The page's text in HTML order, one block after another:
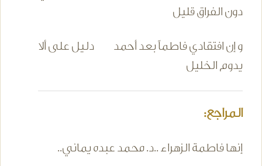
دون الفراق قليل
و إن افتقادي فاطماً بعد أحمد دليل على ألا
يدوم الخليل
المراجع:
إنها فاطمة الزهراء ..د. محمد عبده يماني..